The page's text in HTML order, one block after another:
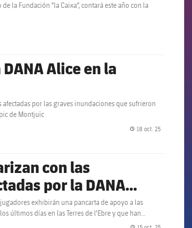
la Fundación ”la Caixa”, contará este año con la
Alice en la
afectadas por las graves inundaciones que sufrieron
de Montjuïc
18 oct. 25
con las
por la DANA
exhibirán una pancarta de apoyo a las
últimos días en las Terres de l’Ebre y que han